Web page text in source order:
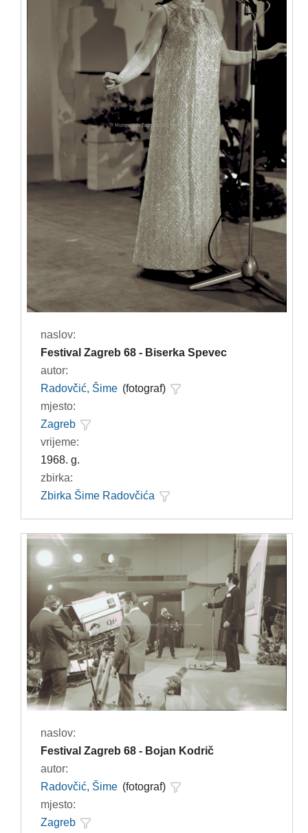
naslov:
Festival Zagreb 68 - Biserka Spevec
autor:
Radovčić, Šime (fotograf)
mjesto:
Zagreb
vrijeme:
1968. g.
zbirka:
Zbirka Šime Radovčića
naslov:
Festival Zagreb 68 - Bojan Kodrič
autor:
Radovčić, Šime (fotograf)
mjesto:
Zagreb